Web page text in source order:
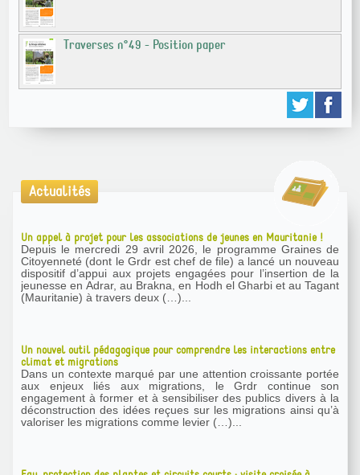
Traverses n°49 - Position paper
Actualités
Un appel à projet pour les associations de jeunes en Mauritanie !
Depuis le mercredi 29 avril 2026, le programme Graines de
Citoyenneté (dont le Grdr est chef de file) a lancé un nouveau
dispositif d’appui aux projets engagées pour l’insertion de la
jeunesse en Adrar, au Brakna, en Hodh el Gharbi et au Tagant
(Mauritanie) à travers deux (…)...
Un nouvel outil pédagogique pour comprendre les interactions entre
climat et migrations
Dans un contexte marqué par une attention croissante portée
aux enjeux liés aux migrations, le Grdr continue son
engagement à former et à sensibiliser des publics divers à la
déconstruction des idées reçues sur les migrations ainsi qu’à
valoriser les migrations comme levier (…)...